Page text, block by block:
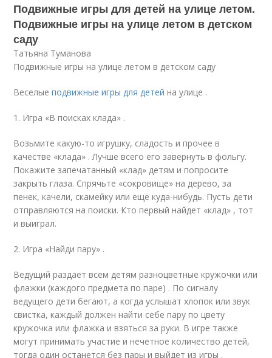
Подвижные игры для детей на улице летом.
Подвижные игры на улице летом в детском
саду
Татьяна Туманова
Подвижные игры на улице летом в детском саду
Веселыеподвижные игры для детей на улице .
1. Игра «В поисках клада» .
Возьмите какую-то игрушку, сладость и прочее в
качестве «клада» . Лучше всего его завернуть в фольгу.
Покажите запечатанный «клад» детям и попросите
закрыть глаза. Спрячьте «сокровище» на дерево, за
пенек, качели, скамейку или еще куда-нибудь. Пусть дети
отправляются на поиски. Кто первый найдет «клад» , тот
и выиграл.
2. Игра «Найди пару» .
Ведущий раздает всем детям разноцветные кружочки или
флажки (каждого предмета по паре) . По сигналу
ведущего дети бегают, а когда услышат хлопок или звук
свистка, каждый должен найти себе пару по цвету
кружочка или флажка и взяться за руки. В игре также
могут принимать участие и нечетное количество детей,
тогда один останется без пары и выйдет из игры .